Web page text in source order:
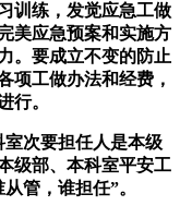
训练，发觉应急工做
美应急预案和实施方
。要成立不变的防止
项工做办法和经费，
行。
次要担任人是本级
级部、本科室平安工
管，谁担任”。